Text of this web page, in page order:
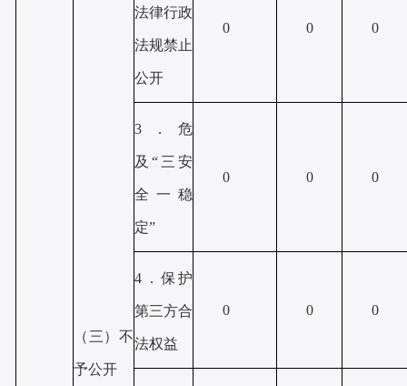
（三）不
予公开
法律行政
法规禁止
公开
0 0 0
3．危
及“三安
全一稳
定”
0 0 0
4．保护
第三方合
法权益
0 0 0